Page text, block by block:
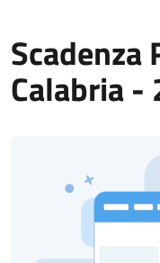
Scadenza
Calabria -